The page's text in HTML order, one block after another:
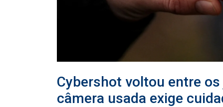
Cybershot voltou entre
câmera usada exige